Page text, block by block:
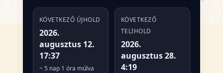
KÖVETKEZŐ ÚJHOLD
2026.
augusztus 12.
17:37
~ 5 nap 1 óra múlva
KÖVETKEZŐ
TELIHOLD
2026.
augusztus 28.
4:19